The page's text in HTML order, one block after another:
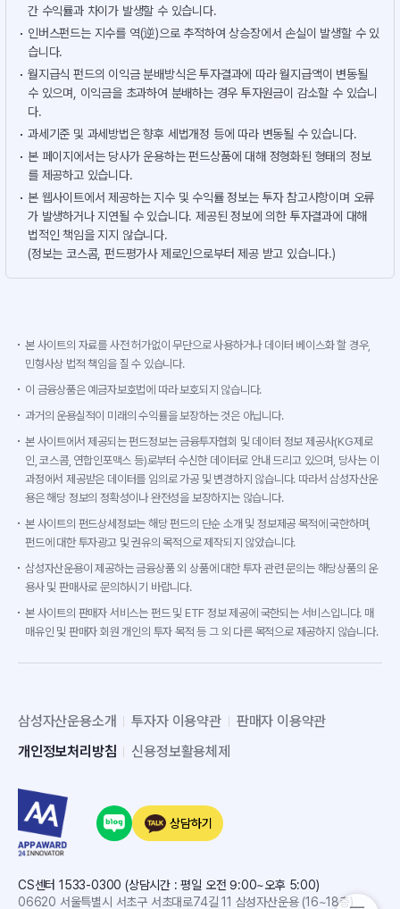
간 수익률과 차이가 발생할 수 있습니다.
인버스펀드는 지수를 역(逆)으로 추적하여 상승장에서 손실이 발생할 수 있
습니다.
월지급식 펀드의 이익금 분배방식은 투자결과에 따라 월지급액이 변동될
수 있으며, 이익금을 초과하여 분배하는 경우 투자원금이 감소할 수 있습니
다.
과세기준 및 과세방법은 향후 세법개정 등에 따라 변동될 수 있습니다.
본 페이지에서는 당사가 운용하는 펀드상품에 대해 정형화된 형태의 정보
를 제공하고 있습니다.
본 웹사이트에서 제공하는 지수 및 수익률 정보는 투자 참고사항이며 오류
가 발생하거나 지연될 수 있습니다. 제공된 정보에 의한 투자결과에 대해
법적인 책임을 지지 않습니다.
(정보는 코스콤, 펀드평가사 제로인으로부터 제공 받고 있습니다.)
본 사이트의 자료를 사전 허가없이 무단으로 사용하거나 데이터 베이스화 할 경우,
민형사상 법적 책임을 질 수 있습니다.
이 금융상품은 예금자보호법에 따라 보호되지 않습니다.
과거의 운용실적이 미래의 수익률을 보장하는 것은 아닙니다.
본 사이트에서 제공되는 펀드정보는 금융투자협회 및 데이터 정보 제공사(KG제로
인, 코스콤, 연합인포맥스 등)로부터 수신한 데이터로 안내 드리고 있으며, 당사는 이
과정에서 제공받은 데이터를 임의로 가공 및 변경하지 않습니다. 따라서 삼성자산운
용은 해당 정보의 정확성이나 완전성을 보장하지는 않습니다.
본 사이트의 펀드상세정보는 해당 펀드의 단순 소개 및 정보제공 목적에 국한하며,
펀드에 대한 투자광고 및 권유의 목적으로 제작되지 않았습니다.
삼성자산운용이 제공하는 금융상품 외 상품에 대한 투자 관련 문의는 해당상품의 운
용사 및 판매사로 문의하시기 바랍니다.
본 사이트의 판매자 서비스는 펀드 및 ETF 정보 제공에 국한되는 서비스입니다. 매
매유인 및 판매자 회원 개인의 투자 목적 등 그 외 다른 목적으로 제공하지 않습니다.
삼성자산운용소개 투자자 이용약관
판매자 이용약관
개인정보처리방침
신용정보활용체제
상담하기
CS센터 1533-0300 (상담시간 : 평일 오전 9:00~오후 5:00)
06620 서울특별시 서초구 서초대로74길 11 삼성자산운용 (16~18층)